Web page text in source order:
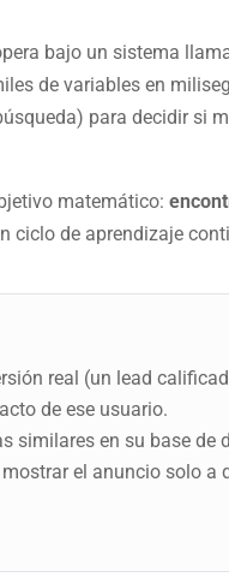
bajo un sistema
de variables en
para decidir si
matemático:
ciclo de aprendizaje
real (un lead
de ese usuario.
similares en su base de
el anuncio solo a